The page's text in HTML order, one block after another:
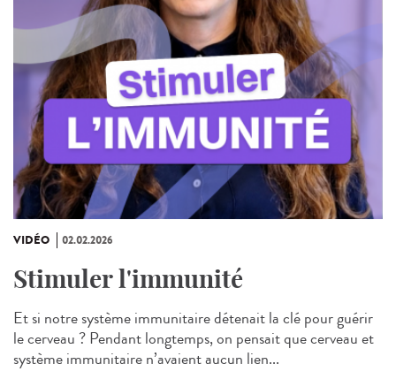
VIDÉO 02.02.2026
Stimuler l'immunité
Et si notre système immunitaire détenait la clé pour guérir
le cerveau ? Pendant longtemps, on pensait que cerveau et
système immunitaire n’avaient aucun lien...